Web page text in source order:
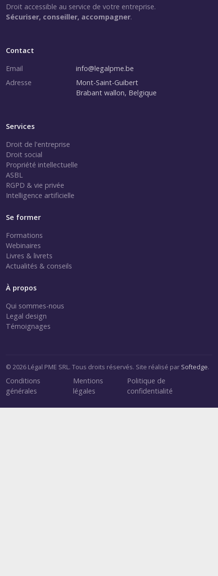
Droit accessible au service de votre entreprise.
Sécuriser, conseiller, accompagner.
Contact
Email
info@legalpme.be
Adresse
Mont-Saint-Guibert
Brabant wallon, Belgique
Services
Droit de l'entreprise
Droit social
Propriété intellectuelle
ASBL
RGPD & vie privée
Intelligence artificielle
Se former
Formations
Webinaires
Livres & livrets
Actualités & conseils
À propos
Qui sommes-nous
Legal design
Témoignages
© 2026 Légal PME SRL. Tous droits réservés. Site réalisé par Softedge.
Conditions
générales
Mentions
légales
Politique de
confidentialité